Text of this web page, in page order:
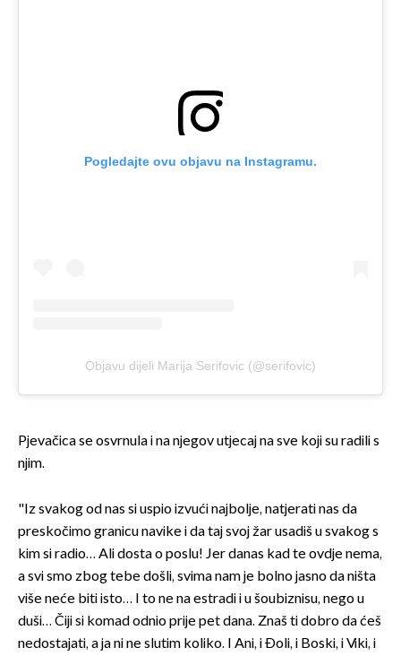
Pogledajte ovu objavu na Instagramu.
Objavu dijeli Marija Serifovic (@serifovic)
Pjevačica se osvrnula i na njegov utjecaj na sve koji su radili s
njim.
"Iz svakog od nas si uspio izvući najbolje, natjerati nas da
preskočimo granicu navike i da taj svoj žar usadiš u svakog s
kim si radio… Ali dosta o poslu! Jer danas kad te ovdje nema,
a svi smo zbog tebe došli, svima nam je bolno jasno da ništa
više neće biti isto… I to ne na estradi i u šoubiznisu, nego u
duši… Čiji si komad odnio prije pet dana. Znaš ti dobro da ćeš
nedostajati, a ja ni ne slutim koliko. I Ani, i Đoli, i Boski, i Viki, i